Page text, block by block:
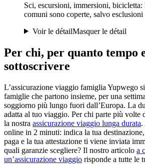
Sci, escursioni, immersioni,
comuni sono coperte, salvo esclusioni
Voir le détailMasquer le détail
Per chi, per quanto tempo
sottoscrivere
L’assicurazione viaggio famiglia Yupwego
famiglie che partono insieme, per una
soggiorno più lungo fuori dall’Europa. La
adatta al tuo viaggio. Per chi parte più volte
la nostra assicurazione viaggio lunga durata.
online in 2 minuti: indica la tua
paga e la tua attestazione ti viene inviata
quali garanzie scegliere? Il nostro articolo a
un’assicurazione viaggio risponde a tutte le